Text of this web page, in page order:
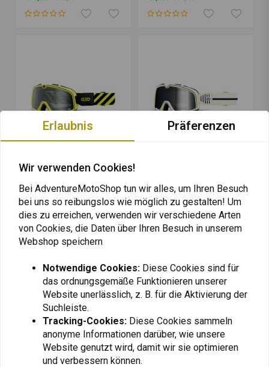
Barstow-Schutzbrille,
Arsenale-Rauchglas
€98,96
100% Barstow Goggle
Arno Mirror Silver Flash
Lens
€117,98
Erlaubnis Präferenzen
Wir verwenden Cookies!
Bei AdventureMotoShop tun wir alles, um Ihren Besuch
bei uns so reibungslos wie möglich zu gestalten! Um
dies zu erreichen, verwenden wir verschiedene Arten
von Cookies, die Daten über Ihren Besuch in unserem
Webshop speichern
Notwendige Cookies: Diese Cookies sind für
das ordnungsgemäße Funktionieren unserer
Website unerlässlich, z. B. für die Aktivierung der
Suchleiste.
Tracking-Cookies: Diese Cookies sammeln
anonyme Informationen darüber, wie unsere
Website genutzt wird, damit wir sie optimieren
und verbessern können.